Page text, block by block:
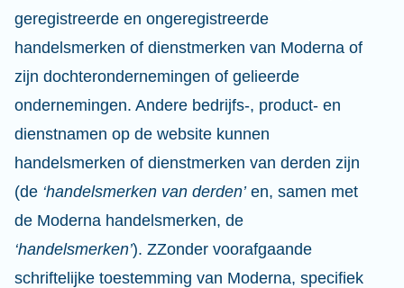
geregistreerde en ongeregistreerde
handelsmerken of dienstmerken van Moderna of
zijn dochterondernemingen of gelieerde
ondernemingen. Andere bedrijfs-, product- en
dienstnamen op de website kunnen
handelsmerken of dienstmerken van derden zijn
(de ‘handelsmerken van derden’en, samen met
de Moderna handelsmerken, de
‘handelsmerken’). ZZonder voorafgaande
schriftelijke toestemming van Moderna, specifiek